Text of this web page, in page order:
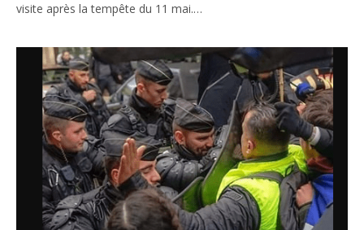
visite après la tempête du 11 mai.…